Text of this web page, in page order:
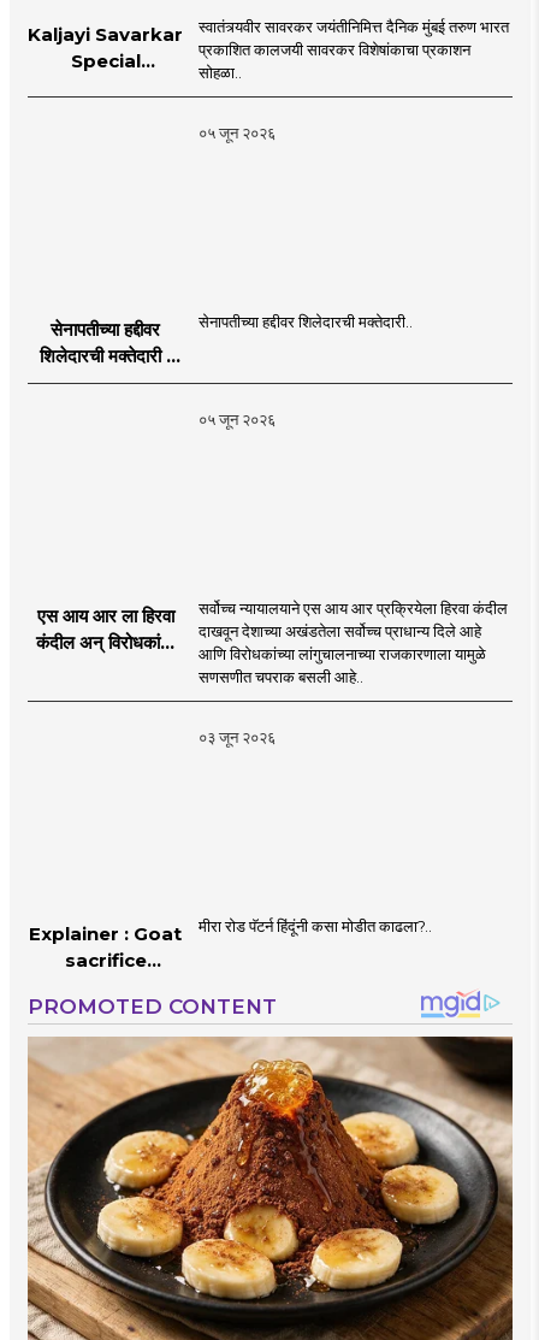
Kaljayi Savarkar
Special
स्वातंत्र्यवीर सावरकर जयंतीनिमित्त दैनिक मुंबई तरुण भारत
प्रकाशित कालजयी सावरकर विशेषांकाचा प्रकाशन
सोहळा..
०५ जून २०२६
सेनापतीच्या हद्दीवर
शिलेदारची मक्तेदारी |
Sahyadri Tiger
सेनापतीच्या हद्दीवर शिलेदारची मक्तेदारी..
०५ जून २०२६
एस आय आर ला हिरवा
कंदील अन् विरोधकांना
सर्वोच्च न्यायालयाने एस आय आर प्रक्रियेला हिरवा कंदील
दाखवून देशाच्या अखंडतेला सर्वोच्च प्राधान्य दिले आहे
आणि विरोधकांच्या लांगुचालनाच्या राजकारणाला यामुळे
सणसणीत चपराक बसली आहे..
०३ जून २०२६
Explainer : Goat
sacrifice
Mumbai |
MahaMTB
मीरा रोड पॅटर्न हिंदूंनी कसा मोडीत काढला?..